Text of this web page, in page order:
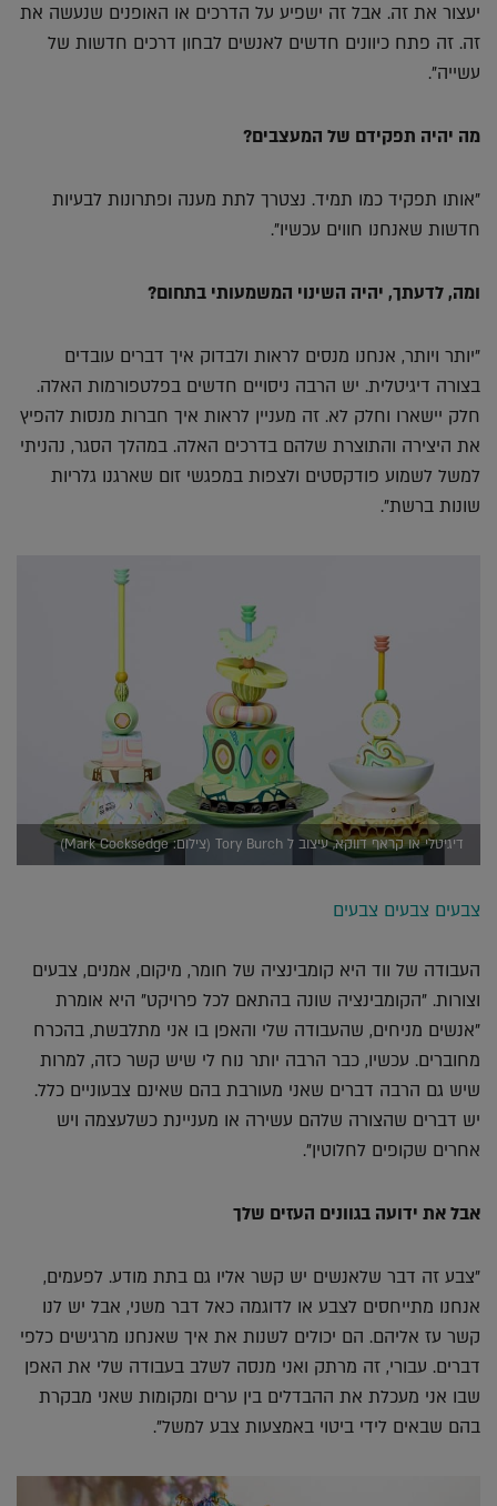
יעצור את זה. אבל זה ישפיע על הדרכים או האופנים שנעשה את
זה. זה פתח כיוונים חדשים לאנשים לבחון דרכים חדשות של
עשייה".
מה יהיה תפקידם של המעצבים?
"אותו תפקיד כמו תמיד. נצטרך לתת מענה ופתרונות לבעיות
חדשות שאנחנו חווים עכשיו".
ומה, לדעתך, יהיה השינוי המשמעותי בתחום?
"יותר ויותר, אנחנו מנסים לראות ולבדוק איך דברים עובדים
בצורה דיגיטלית. יש הרבה ניסויים חדשים בפלטפורמות האלה.
חלק יישארו וחלק לא. זה מעניין לראות איך חברות מנסות להפיץ
את היצירה והתוצרת שלהם בדרכים האלה. במהלך הסגר, נהניתי
למשל לשמוע פודקסטים ולצפות במפגשי זום שארגנו גלריות
שונות ברשת".
דיגיטלי או קראף דווקא, עיצוב ל Tory Burch (צילום: Mark Cocksedge)
צבעים צבעים צבעים
העבודה של ווד היא קומבינציה של חומר, מיקום, אמנים, צבעים
וצורות. "הקומבינציה שונה בהתאם לכל פרויקט" היא אומרת
"אנשים מניחים, שהעבודה שלי והאפן בו אני מתלבשת, בהכרח
מחוברים. עכשיו, כבר הרבה יותר נוח לי שיש קשר כזה, למרות
שיש גם הרבה דברים שאני מעורבת בהם שאינם צבעוניים כלל.
יש דברים שהצורה שלהם עשירה או מעניינת כשלעצמה ויש
אחרים שקופים לחלוטין".
אבל את ידועה בגוונים העזים שלך
"צבע זה דבר שלאנשים יש קשר אליו גם בתת מודע. לפעמים,
אנחנו מתייחסים לצבע או לדוגמה כאל דבר משני, אבל יש לנו
קשר עז אליהם. הם יכולים לשנות את איך שאנחנו מרגישים כלפי
דברים. עבורי, זה מרתק ואני מנסה לשלב בעבודה שלי את האפן
שבו אני מעכלת את ההבדלים בין ערים ומקומות שאני מבקרת
בהם שבאים לידי ביטוי באמצעות צבע למשל".